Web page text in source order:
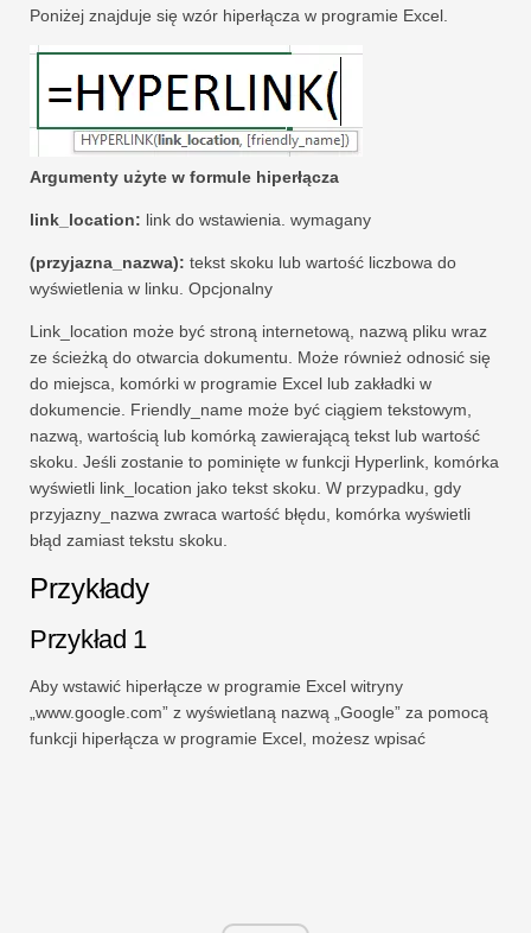
Poniżej znajduje się wzór hiperłącza w programie Excel.
Argumenty użyte w formule hiperłącza
link_location: link do wstawienia. wymagany
(przyjazna_nazwa): tekst skoku lub wartość liczbowa do
wyświetlenia w linku. Opcjonalny
Link_location może być stroną internetową, nazwą pliku wraz
ze ścieżką do otwarcia dokumentu. Może również odnosić się
do miejsca, komórki w programie Excel lub zakładki w
dokumencie. Friendly_name może być ciągiem tekstowym,
nazwą, wartością lub komórką zawierającą tekst lub wartość
skoku. Jeśli zostanie to pominięte w funkcji Hyperlink, komórka
wyświetli link_location jako tekst skoku. W przypadku, gdy
przyjazny_nazwa zwraca wartość błędu, komórka wyświetli
błąd zamiast tekstu skoku.
Przykłady
Przykład 1
Aby wstawić hiperłącze w programie Excel witryny
„www.google.com” z wyświetlaną nazwą „Google” za pomocą
funkcji hiperłącza w programie Excel, możesz wpisać